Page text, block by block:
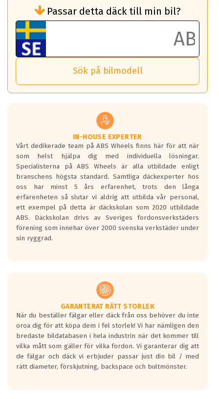
bränsleförbrukningen)
Det ska vara en betygsskala från klass A
till G för rullmotstånd.
Ett klass A däck kommer ha 6,5% bättre
bränsleförbrukning än ett klass G däck.
Det betyder att om man kör 10,000 km,
så sparar man 50 liter bränsle med ett
vilken körstil du använder.
Våtgrepp egenskaper:
Betygsskalan är satt A till F. Där A påvisar
den kortaste bromssträckan och F är den
längsta.
Inga D eller G betyg delas ut för
personbilar och lätta lastbilar.
Betyget sätts efter ett test där däcken
skall bromsa in på en väg där det ligger
0.5-1.5 mm vatten.
I 80km/h kommer skillnaden på
Vid körning i över 50km/h brukar
rullmotståndets ljud överträffa
motorljudet.
På däckmärkningen kommer det finnas
en symbol av ett däck med vågar. Hög
bullernivå markeras med svarta vågor
medans de vita vågorna påvisar om det är
ett tyst däck.
Passar detta däck till min bil?
Sök på bilmodell
IN-HOUSE EXPERTER
Vårt dedikerade team på ABS Wheels finns här för att när
som helst hjälpa dig med individuella lösningar.
Specialisterna på ABS Wheels är alla utbildade enligt
branschens högsta standard. Samtliga däckexperter hos
oss har minst 5 års erfarenhet, trots den långa
erfarenheten så slutar vi aldrig att utbilda vår personal,
ett exempel på detta är däckskolan som 2020 utbildade
ABS. Däckskolan drivs av Sveriges fordonsverkstäders
förening som innehar över 2000 svenska verkstäder under
sin ryggrad.
GARANTERAT RÄTT STORLEK
När du beställer fälgar eller däck från oss behöver du inte
oroa dig för att köpa dem i fel storlek! Vi har nämligen den
bredaste bildatabasen i hela industrin när det kommer till
vilka mått som gäller för vilka fordon. Vi garanterar dig att
de fälgar och däck vi erbjuder passar just din bil / med
rätt diameter, förskjutning, backspace och bultmönster.